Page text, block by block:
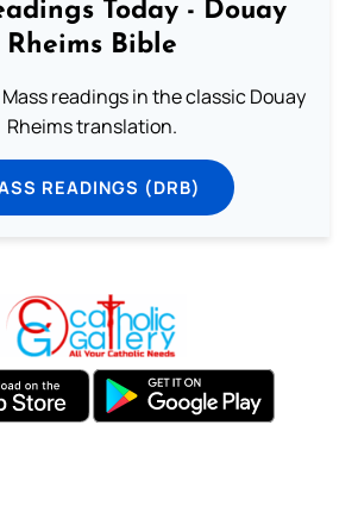
Today - Douay
Rheims Bible
readings in the classic Douay
Rheims translation.
READINGS (DRB)